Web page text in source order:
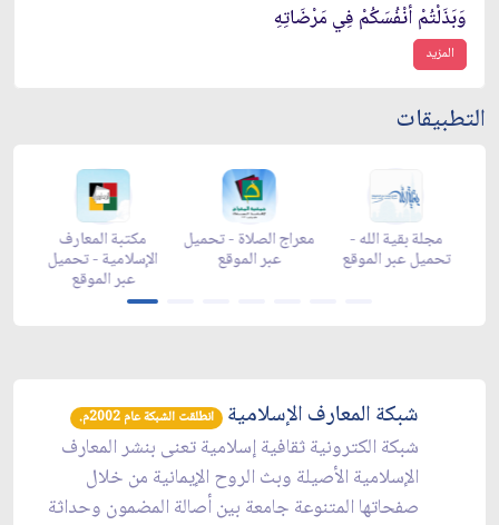
وَبَذَلْتُمْ أَنْفُسَكُمْ فِي مَرْضَاتِهِ
المزيد
التطبيقات
مجلة بقية الله -
تحميل عبر الموقع
زاد شهر رمضان -
تحميل عبر الموقع
زاد شهر رمضان -
appstore
شبكة المعارف الإسلامية انطلقت الشبكة عام 2002م.
شبكة الكترونية ثقافية إسلامية تعنى بنشر المعارف
الإسلامية الأصيلة وبث الروح الإيمانية من خلال
صفحاتها المتنوعة جامعة بين أصالة المضمون وحداثة